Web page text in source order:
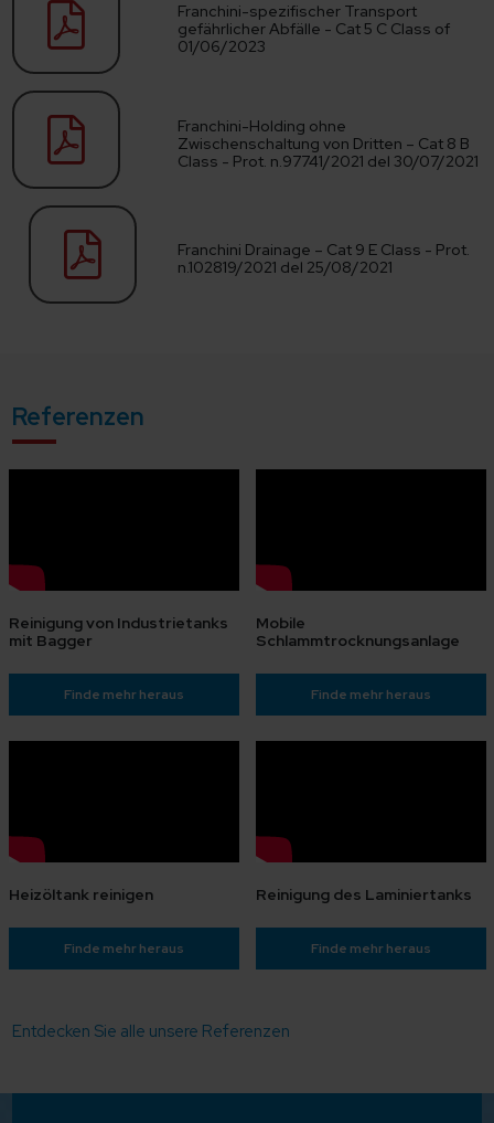
Franchini-spezifischer Transport
gefährlicher Abfälle - Cat 5 C Class of
01/06/2023
Franchini-Holding ohne
Zwischenschaltung von Dritten – Cat 8 B
Class - Prot. n.97741/2021 del 30/07/2021
Franchini Drainage – Cat 9 E Class - Prot.
n.102819/2021 del 25/08/2021
Referenzen
Reinigung von Industrietanks
mit Bagger
Finde mehr heraus
Mobile
Schlammtrocknungsanlage
Finde mehr heraus
Heizöltank reinigen
Finde mehr heraus
Reinigung des Laminiertanks
Finde mehr heraus
Entdecken Sie alle unsere Referenzen